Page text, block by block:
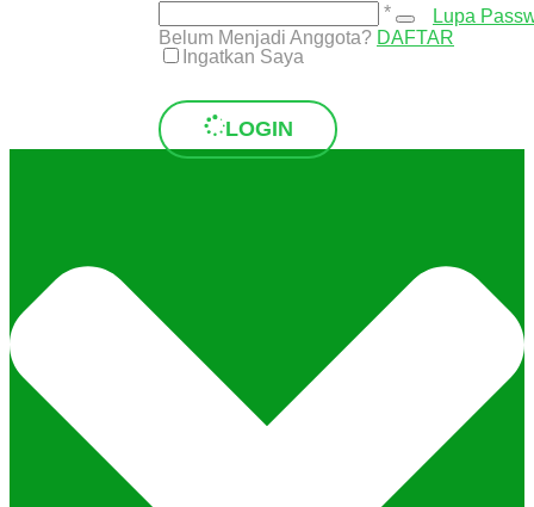
*
Ingatkan Saya
LOGIN
Lupa
Belum Menjadi Anggota? DAFTAR